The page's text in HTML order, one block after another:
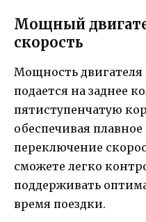
Мощный
скорость
Мощность двигателя
подается на заднее
пятиступенчатую
обеспечивая
переключение
сможете легко
поддерживать
время поездки.